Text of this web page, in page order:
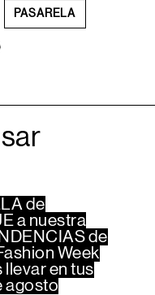
PASARELA
de
a nuestra
de
Week
llevar en tus
agosto